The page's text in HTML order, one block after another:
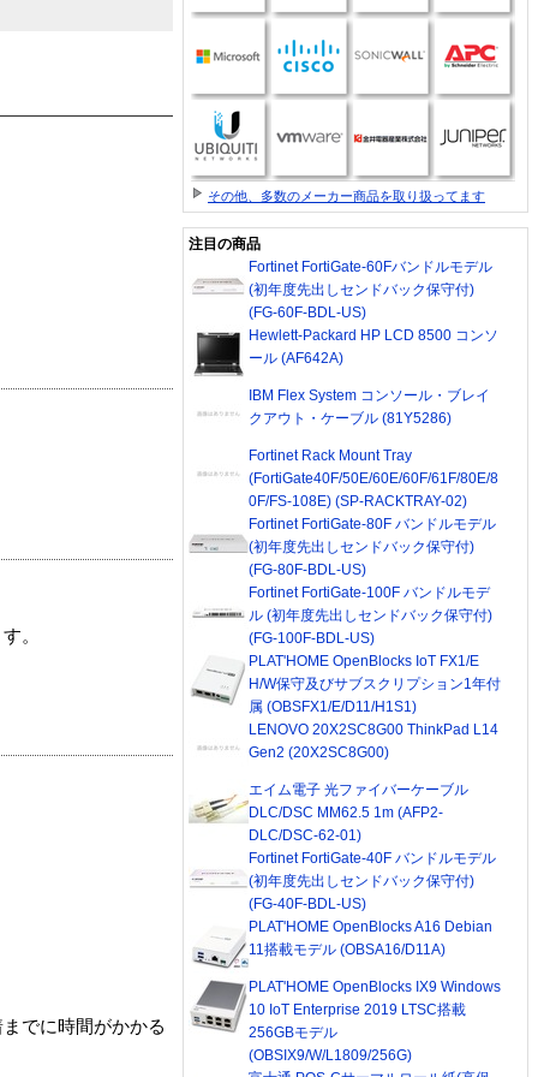
。
でに時間がかかる
その他、多数のメーカー商品を取り扱ってます
注目の商品
Fortinet FortiGate-60Fバンドルモデル
(初年度先出しセンドバック保守付)
(FG-60F-BDL-US)
Hewlett-Packard HP LCD 8500 コンソ
ール (AF642A)
IBM Flex System コンソール・ブレイ
クアウト・ケーブル (81Y5286)
Fortinet Rack Mount Tray
(FortiGate40F/50E/60E/60F/61F/80E/8
0F/FS-108E) (SP-RACKTRAY-02)
Fortinet FortiGate-80F バンドルモデル
(初年度先出しセンドバック保守付)
(FG-80F-BDL-US)
Fortinet FortiGate-100F バンドルモデ
ル (初年度先出しセンドバック保守付)
(FG-100F-BDL-US)
PLAT'HOME OpenBlocks IoT FX1/E
H/W保守及びサブスクリプション1年付
属 (OBSFX1/E/D11/H1S1)
LENOVO 20X2SC8G00 ThinkPad L14
Gen2 (20X2SC8G00)
エイム電子 光ファイバーケーブル
DLC/DSC MM62.5 1m (AFP2-
DLC/DSC-62-01)
Fortinet FortiGate-40F バンドルモデル
(初年度先出しセンドバック保守付)
(FG-40F-BDL-US)
PLAT'HOME OpenBlocks A16 Debian
11搭載モデル (OBSA16/D11A)
PLAT'HOME OpenBlocks IX9 Windows
10 IoT Enterprise 2019 LTSC搭載
256GBモデル
(OBSIX9/W/L1809/256G)